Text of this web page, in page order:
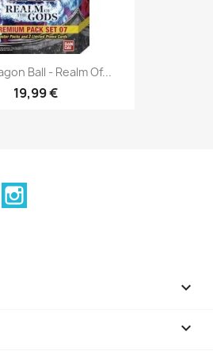
Ball - Realm Of...
19,99 €

